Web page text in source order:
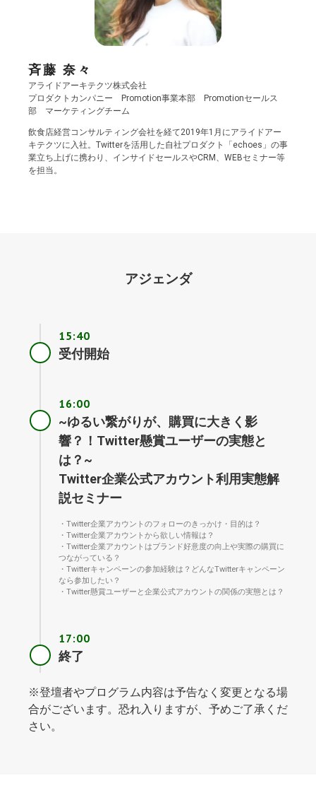
斉藤 奈々
アライドアーキテクツ株式会社
プロダクトカンパニー Promotion事業本部 Promotionセールス
部 マーケティングチーム
飲食店経営コンサルティング会社を経て2019年1月にアライドアー
キテクツに入社。Twitterを活用した自社プロダクト「echoes」の事
業立ち上げに携わり、インサイドセールスやCRM、WEBセミナー等
を担当。
アジェンダ
15:40
受付開始
16:00
~ゆるい繋がりが、購買に大きく影
響？！Twitter懸賞ユーザーの実態と
は？~
Twitter企業公式アカウント利用実態解
説セミナー
・Twitter企業アカウントのフォローのきっかけ・目的は？
・Twitter企業アカウントから欲しい情報は？
・Twitter企業アカウントはブランド好意度の向上や実際の購買に
つながっている？
・Twitterキャンペーンの参加経験は？どんなTwitterキャンペーン
なら参加したい？
・Twitter懸賞ユーザーと企業公式アカウントの関係の実態とは？
17:00
終了
※登壇者やプログラム内容は予告なく変更となる場
合がございます。恐れ入りますが、予めご了承くだ
さい。